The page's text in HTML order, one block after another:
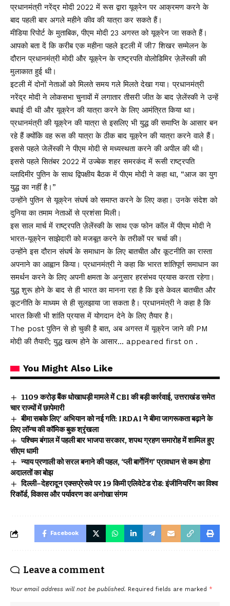
प्रधानमंत्री नरेंद्र मोदी 2022 में रूस द्वारा यूक्रेन पर आक्रमण करने के
बाद पहली बार अगले महीने कीव की यात्रा कर सकते हैं।
मीडिया रिपोर्ट के मुताबिक, पीएम मोदी 23 अगस्त को यूक्रेन जा सकते हैं।
आपको बता दें कि करीब एक महीना पहले इटली में जी7 शिखर सम्मेलन के
दौरान प्रधानमंत्री मोदी और यूक्रेन के राष्ट्रपति वोलोडिमिर ज़ेलेंस्की की
मुलाकात हुई थी।
इटली में दोनों नेताओं को मिलते समय गले मिलते देखा गया। प्रधानमंत्री
नरेंद्र मोदी ने लोकसभा चुनावों में लगातार तीसरी जीत के बाद ज़ेलेंस्की ने उन्हें
बधाई दी थी और यूक्रेन की यात्रा करने के लिए आमंत्रित किया था।
प्रधानमंत्री की यूक्रेन की यात्रा से इसलिए भी युद्ध की समाप्ति के आसार बन
रहे हैं क्योंकि वह रूस की यात्रा के ठीक बाद यूक्रेन की यात्रा करने वाले हैं।
इससे पहले जेलेंस्की ने पीएम मोदी से मध्यस्थता करने की अपील की थी।
इससे पहले सितंबर 2022 में उज्बेक शहर समरकंद में रूसी राष्ट्रपति
व्लादिमीर पुतिन के साथ द्विपक्षीय बैठक में पीएम मोदी ने कहा था, “आज का युग
युद्ध का नहीं है।”
उन्होंने पुतिन से यूक्रेन संघर्ष को समाप्त करने के लिए कहा। उनके संदेश को
दुनिया का तमाम नेताओं से प्रशंसा मिली।
इस साल मार्च में राष्ट्रपति ज़ेलेंस्की के साथ एक फोन कॉल में पीएम मोदी ने
भारत-यूक्रेन साझेदारी को मजबूत करने के तरीकों पर चर्चा की।
उन्होंने इस दौरान संघर्ष के समाधान के लिए बातचीत और कूटनीति का रास्ता
अपनाने का आह्वान किया। प्रधानमंत्री ने कहा कि भारत शांतिपूर्ण समाधान का
समर्थन करने के लिए अपनी क्षमता के अनुसार हरसंभव प्रयास करता रहेगा।
युद्ध शुरू होने के बाद से ही भारत का मानना ​​रहा है कि इसे केवल बातचीत और
कूटनीति के माध्यम से ही सुलझाया जा सकता है। प्रधानमंत्री ने कहा है कि
भारत किसी भी शांति प्रयास में योगदान देने के लिए तैयार है।
The post पुतिन से हो चुकी है बात, अब अगस्त में यूक्रेन जाने की PM
मोदी की तैयारी; युद्ध खत्म होने के आसार… appeared first on .
You Might Also Like
₹1109 करोड़ बैंक धोखाधड़ी मामले में CBI की बड़ी कार्रवाई, उत्तराखंड समेत
चार राज्यों में छापेमारी
बीमा सबके लिए’ अभियान को नई गति: IRDAI ने बीमा जागरूकता बढ़ाने के
लिए लॉन्च की कॉमिक बुक श्रृंखला
पश्चिम बंगाल में पहली बार भाजपा सरकार, शपथ ग्रहण समारोह में शामिल हुए
सीएम धामी
न्याय प्रणाली को सरल बनाने की पहल, ‘प्ली बार्गेनिंग’ प्रावधान से कम होगा
अदालतों का बोझ
दिल्ली–देहरादून एक्सप्रेसवे पर 19 किमी एलिवेटेड रोड: इंजीनियरिंग का विश्व
रिकॉर्ड, विकास और पर्यावरण का अनोखा संगम
Facebook
Leave a comment
Your email address will not be published. Required fields are marked *